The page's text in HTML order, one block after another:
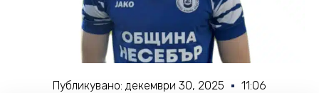
Публикувано: декември 30, 2025 11:06